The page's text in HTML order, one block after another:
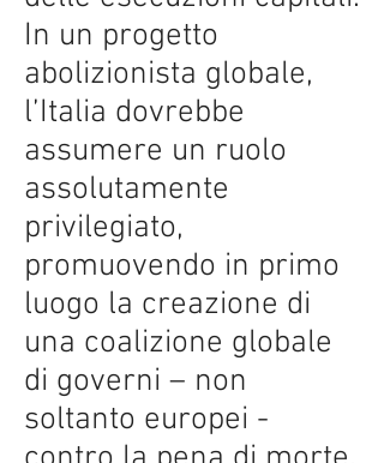
In un progetto
abolizionista globale,
l’Italia dovrebbe
assumere un ruolo
assolutamente
privilegiato,
promuovendo in primo
luogo la creazione di
una coalizione globale
di governi – non
soltanto europei -